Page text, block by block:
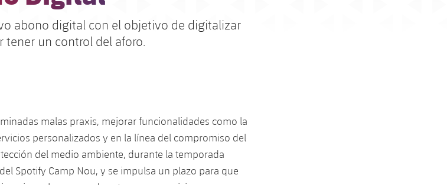
abono digital con el objetivo de digitalizar
tener un control del aforo.
malas praxis, mejorar funcionalidades como la
personalizados y en la línea del compromiso del
del medio ambiente, durante la temporada
Spotify Camp Nou, y se impulsa un plazo para que